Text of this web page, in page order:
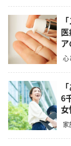
心
6
家